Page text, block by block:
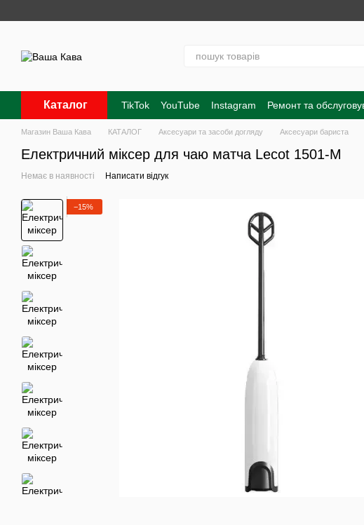
Каталог TikTok YouTube Instagram Ремонт та
Контакти
Про нас Оплата і доставка Обмін
Магазин Ваша Кава КАТАЛОГ Аксесуари та засоби догляду Аксесуари бариста
Електричний міксер для чаю матча Lecot 1501-M
Немає в наявності Написати відгук
−15%